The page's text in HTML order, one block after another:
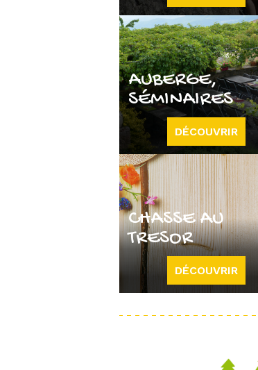
AUBERGE,
SÉMINAIRES
DÉCOUVRIR
CHASSE AU
TRESOR
DÉCOUVRIR